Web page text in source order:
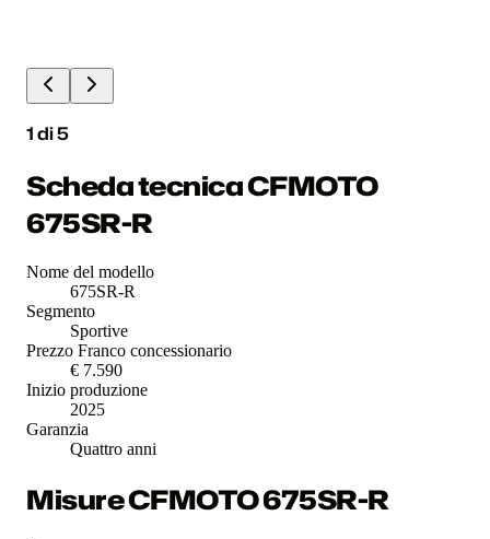
1di5
Scheda tecnica CFMOTO
675SR-R
Nome del modello
675SR-R
Segmento
Sportive
Prezzo Franco concessionario
€ 7.590
Inizio produzione
2025
Garanzia
Quattro anni
Misure CFMOTO 675SR-R